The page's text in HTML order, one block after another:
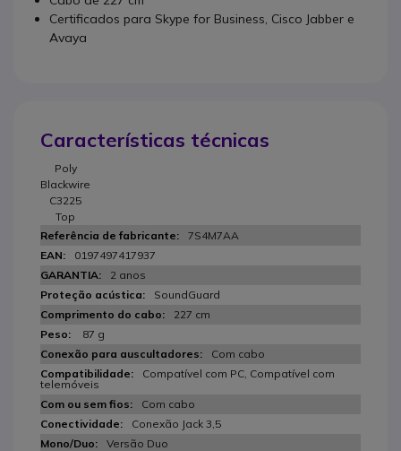
Certificados para Skype for Business, Cisco Jabber e
Avaya
Características técnicas
Poly
Blackwire
C3225
Top
7S4M7AA
0197497417937
2 anos
SoundGuard
227 cm
87 g
Com cabo
Compatível com PC, Compatível com
telemóveis
Com cabo
Conexão Jack 3,5
Versão Duo